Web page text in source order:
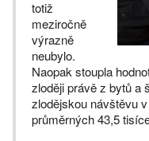
totiž
meziročně
výrazně
neubylo.
Naopak stoupla
zloději právě z bytů a
zlodějskou návštěvu
průměrných 43,5